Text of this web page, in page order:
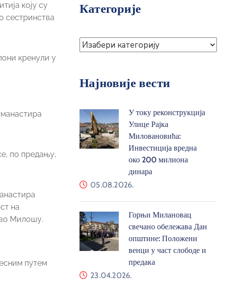
коју су
сестринства
кренули у
по предању,
на
Милошу.
путем
Категорије
Најновије вести
У току реконструкција
Улице Рајка
Миловановића:
Инвестиција вредна
око 200 милиона
динара
05.08.2026.
Горњи Милановац
свечано обележава Дан
општине: Положени
венци у част слободе и
предака
23.04.2026.